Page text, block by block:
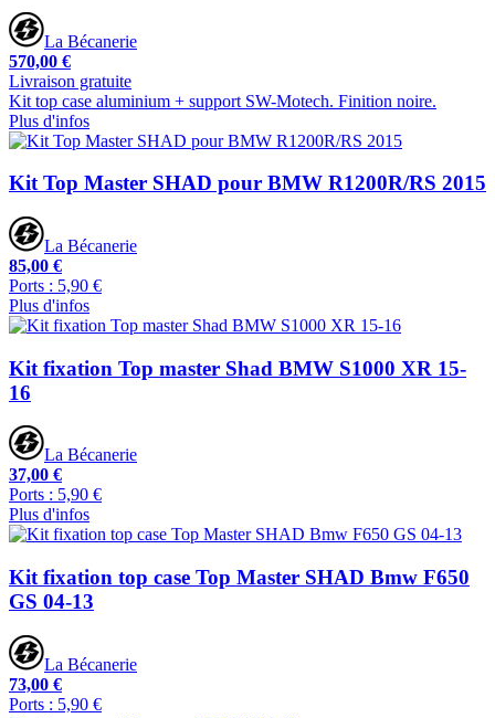
La Bécanerie
570,00 €
Livraison gratuite
Kit top case aluminium + support SW-Motech. Finition noire.
Plus d'infos
Kit Top Master SHAD pour BMW R1200R/RS 2015
La Bécanerie
85,00 €
Ports : 5,90 €
Plus d'infos
Kit fixation Top master Shad BMW S1000 XR 15-
16
La Bécanerie
37,00 €
Ports : 5,90 €
Plus d'infos
Kit fixation top case Top Master SHAD Bmw F650
GS 04-13
La Bécanerie
73,00 €
Ports : 5,90 €